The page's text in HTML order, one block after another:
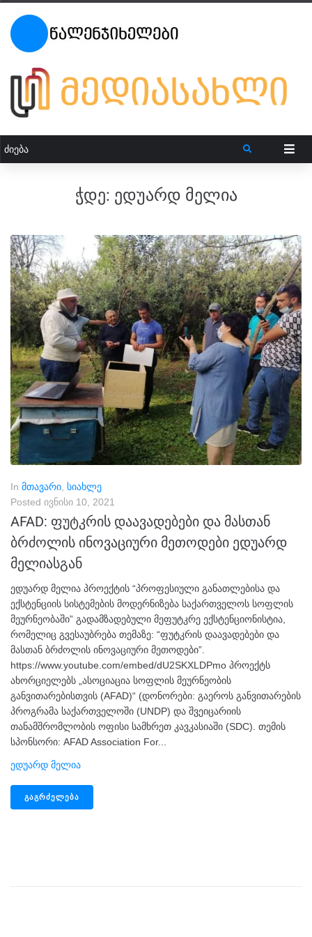
ჭდე: ედუარდ მელია
In მთავარი სიახლე
Posted ივნისი 10, 2021
AFAD: ფუტკრის დაავადებები და მასთან
ბრძოლის ინოვაციური მეთოდები ედუარდ
მელიასგან
ედუარდ მელია პროექტის “პროფესიული განათლებისა და
ექსტენციის სისტემების მოდერნიზება საქართველოს სოფლის
მეურნეობაში” გადამზადებული მეფუტკრე ექსტენციონისტია,
რომელიც გვესაუბრება თემაზე: “ფუტკრის დაავადებები და
მასთან ბრძოლის ინოვაციური მეთოდები”.
https://www.youtube.com/embed/dU2SKXLDPmo პროექტს
ახორციელებს „ასოციაცია სოფლის მეურნეობის
განვითარებისთვის (AFAD)“ (დონორები: გაეროს განვითარების
პროგრამა საქართველოში (UNDP) და შვეიცარიის
თანამშრომლობის ოფისი სამხრეთ კავკასიაში (SDC). თემის
სპონსორი: AFAD Association For...
Ედუარდ Მელია
ᲒᲐᲒᲠᲫᲔᲚᲔᲑᲐ